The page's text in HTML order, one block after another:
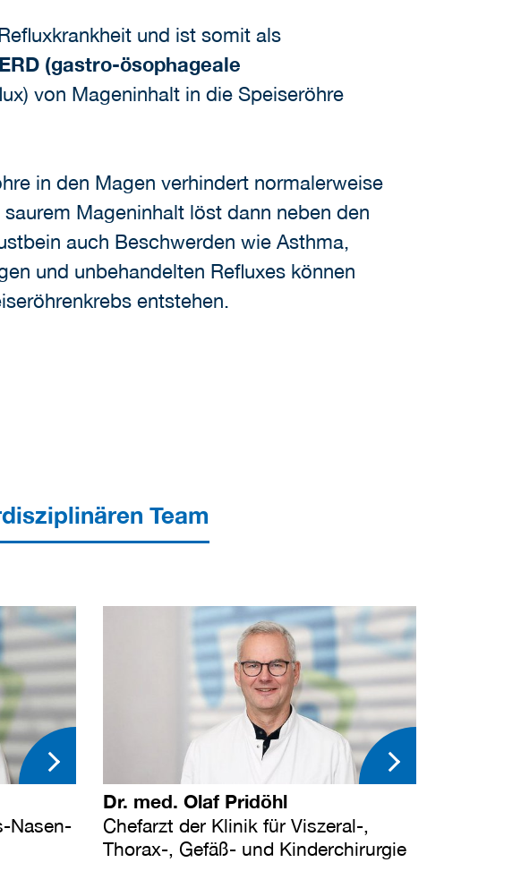
und ist somit als
(gastro-ösophageale
von Mageninhalt in die Speiseröhre
in den Magen verhindert normalerweise
Mageninhalt löst dann neben den
auch Beschwerden wie Asthma,
und unbehandelten Refluxes können
entstehen.
Team
Nasen-
Dr. med. Olaf Pridöhl
Chefarzt der Klinik für Viszeral-,
Thorax-, Gefäß- und Kinderchirurgie